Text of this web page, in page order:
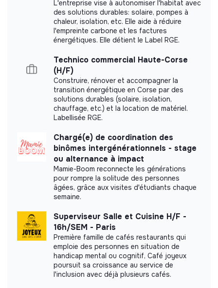
Website
Company
< 15 persons
Elderly
Impact study
Compania did not yet communicate its impact
measurement.
Labels and certifications
This structure did not communicate to us the
labels or certifications that it was able to obtain.
Documents
Did not yet add a transparency document.
L'entreprise vise à autonomiser l'habitat avec
des solutions durables: solaire, pompes à
chaleur, isolation, etc. Elle aide à réduire
l'empreinte carbone et les factures
énergétiques. Elle détient le Label RGE.
Technico commercial Haute-Corse
(H/F)
Construire, rénover et accompagner la
transition énergétique en Corse par des
solutions durables (solaire, isolation,
chauffage, etc.) et la location de matériel.
Labellisée RGE.
Chargé(e) de coordination des
binômes intergénérationnels - stage
ou alternance à impact
Mamie-Boom reconnecte les générations
pour rompre la solitude des personnes
âgées, grâce aux visites d'étudiants chaque
semaine.
Superviseur Salle et Cuisine H/F -
16h/SEM - Paris
Première famille de cafés restaurants qui
emploie des personnes en situation de
handicap mental ou cognitif, Café joyeux
poursuit sa croissance au service de
l'inclusion avec déjà plusieurs cafés.